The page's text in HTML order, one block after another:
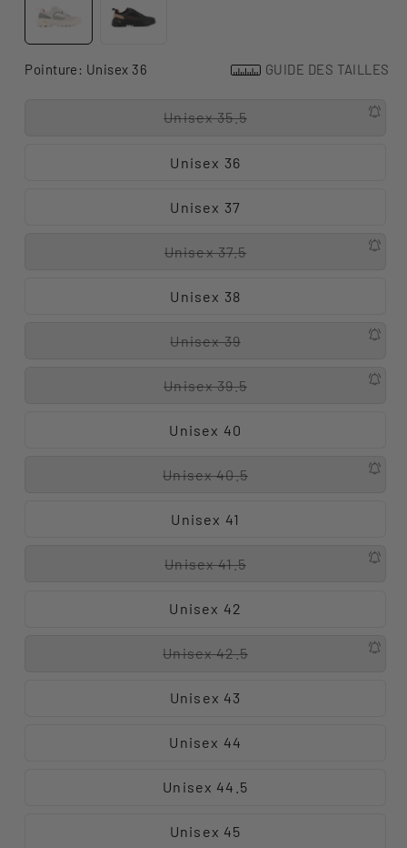
Pointure: Unisex 36 GUIDE DES TAILLES
Unisex 35.5
Unisex 36
Unisex 37
Unisex 37.5
Unisex 38
Unisex 39
Unisex 39.5
Unisex 40
Unisex 40.5
Unisex 41
Unisex 41.5
Unisex 42
Unisex 42.5
Unisex 43
Unisex 44
Unisex 44.5
Unisex 45